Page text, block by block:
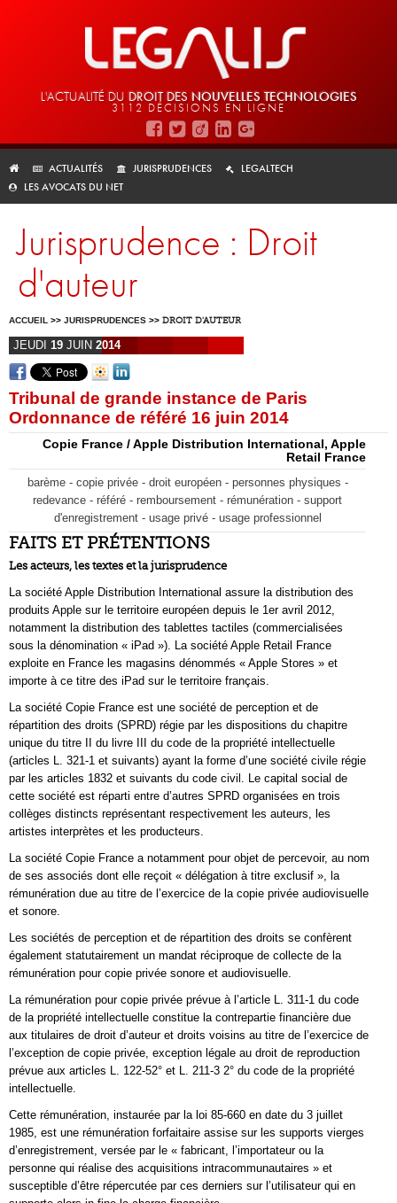
L'ACTUALITÉ DU DROIT DES NOUVELLES TECHNOLOGIES
3112 DÉCISIONS EN LIGNE
ACTUALITÉS JURISPRUDENCES
LEGALTECH
LES AVOCATS DU NET
Jurisprudence : Droit
d'auteur
ACCUEIL >> JURISPRUDENCES >> DROIT D'AUTEUR
JEUDI 19 JUIN 2014
Tribunal de grande instance de Paris
Ordonnance de référé 16 juin 2014
Copie France / Apple Distribution International, Apple
Retail France
barème - copie privée - droit européen - personnes physiques -
redevance - référé - remboursement - rémunération - support
d'enregistrement - usage privé - usage professionnel
FAITS ET PRÉTENTIONS
Les acteurs, les textes et la jurisprudence
La société Apple Distribution International assure la distribution des
produits Apple sur le territoire européen depuis le 1er avril 2012,
notamment la distribution des tablettes tactiles (commercialisées
sous la dénomination « iPad »). La société Apple Retail France
exploite en France les magasins dénommés « Apple Stores » et
importe à ce titre des iPad sur le territoire français.
La société Copie France est une société de perception et de
répartition des droits (SPRD) régie par les dispositions du chapitre
unique du titre II du livre III du code de la propriété intellectuelle
(articles L. 321-1 et suivants) ayant la forme d’une société civile régie
par les articles 1832 et suivants du code civil. Le capital social de
cette société est réparti entre d’autres SPRD organisées en trois
collèges distincts représentant respectivement les auteurs, les
artistes interprètes et les producteurs.
La société Copie France a notamment pour objet de percevoir, au nom
de ses associés dont elle reçoit « délégation à titre exclusif », la
rémunération due au titre de l’exercice de la copie privée audiovisuelle
et sonore.
Les sociétés de perception et de répartition des droits se confèrent
également statutairement un mandat réciproque de collecte de la
rémunération pour copie privée sonore et audiovisuelle.
La rémunération pour copie privée prévue à l’article L. 311-1 du code
de la propriété intellectuelle constitue la contrepartie financière due
aux titulaires de droit d’auteur et droits voisins au titre de l’exercice de
l’exception de copie privée, exception légale au droit de reproduction
prévue aux articles L. 122-52° et L. 211-3 2° du code de la propriété
intellectuelle.
Cette rémunération, instaurée par la loi 85-660 en date du 3 juillet
1985, est une rémunération forfaitaire assise sur les supports vierges
d’enregistrement, versée par le « fabricant, l’importateur ou la
personne qui réalise des acquisitions intracommunautaires » et
susceptible d’être répercutée par ces derniers sur l’utilisateur qui en